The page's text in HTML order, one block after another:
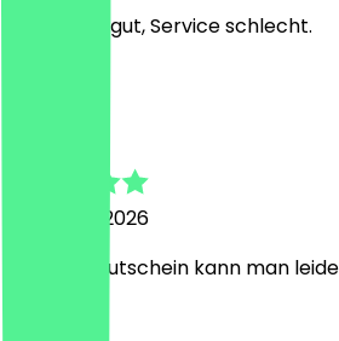
Essen war gut, Service schlecht.
28 maart 2026
Mit dem Gutschein kann man